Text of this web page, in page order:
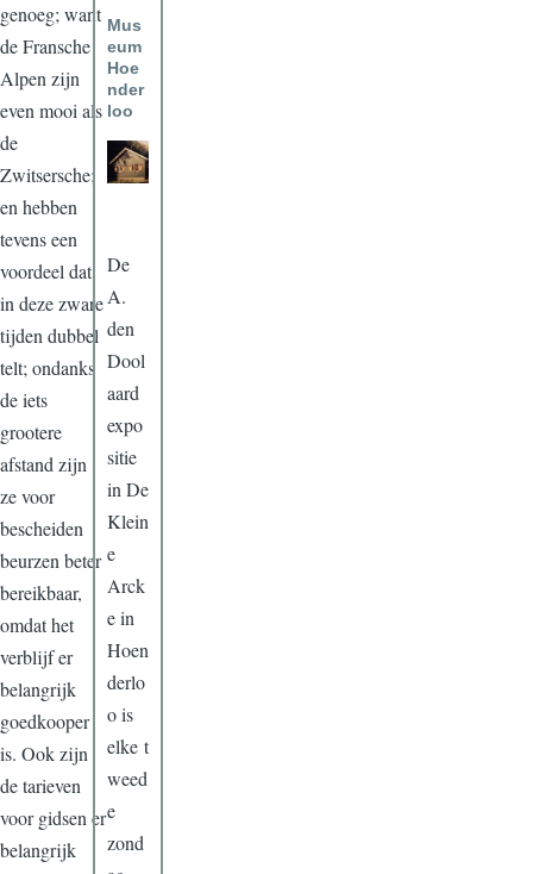
genoeg; want
de Fransche
Alpen zijn
even mooi als
de
Zwitsersche;
en hebben
tevens een
voordeel dat
in deze zware
tijden dubbel
telt; ondanks
de iets
grootere
afstand zijn
ze voor
bescheiden
beurzen beter
bereikbaar,
omdat het
verblijf er
belangrijk
goedkooper
is. Ook zijn
de tarieven
voor gidsen er
belangrijk
Mus
eum
Hoe
nder
loo
De
A.
den
Dool
aard
expo
sitie
in De
Klein
e
Arck
e in
Hoen
derlo
o is
elke t
weed
e
zond